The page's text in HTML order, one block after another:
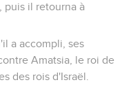
puis il retourna à
a accompli, ses
Amatsia, le roi de
des rois d'Israël.